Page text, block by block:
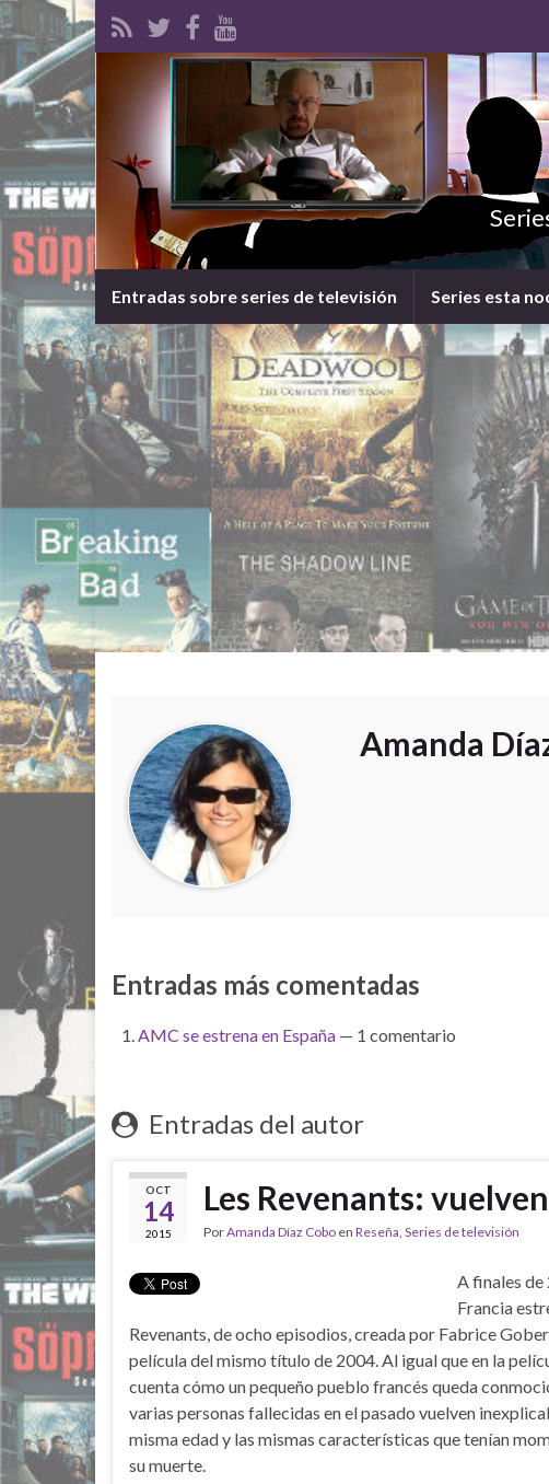
Entradas sobre series de televisión Series esta
Amanda
Entradas más comentadas
AMC se estrena en España — 1 comentario
Entradas del autor
OCT
14
2015
Les Revenants:
PorAmanda Díaz Cobo en Reseña, Series de televisión
A finales de
Francia
Revenants, de ocho episodios, creada por Fabrice
película del mismo título de 2004. Al igual que en la
cuenta cómo un pequeño pueblo francés queda
varias personas fallecidas en el pasado vuelven
misma edad y las mismas características que tenían
su muerte.